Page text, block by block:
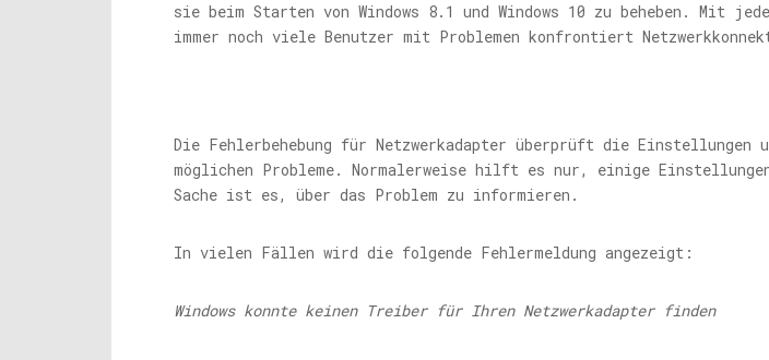
sie beim Starten von Windows 8.1 und Windows 10 zu beheben. Mit
immer noch viele Benutzer mit Problemen konfrontiert
Die Fehlerbehebung für Netzwerkadapter überprüft die
möglichen Probleme. Normalerweise hilft es nur, einige
Sache ist es, über das Problem zu informieren.
In vielen Fällen wird die folgende Fehlermeldung angezeigt:
Windows konnte keinen Treiber für Ihren Netzwerkadapter finden